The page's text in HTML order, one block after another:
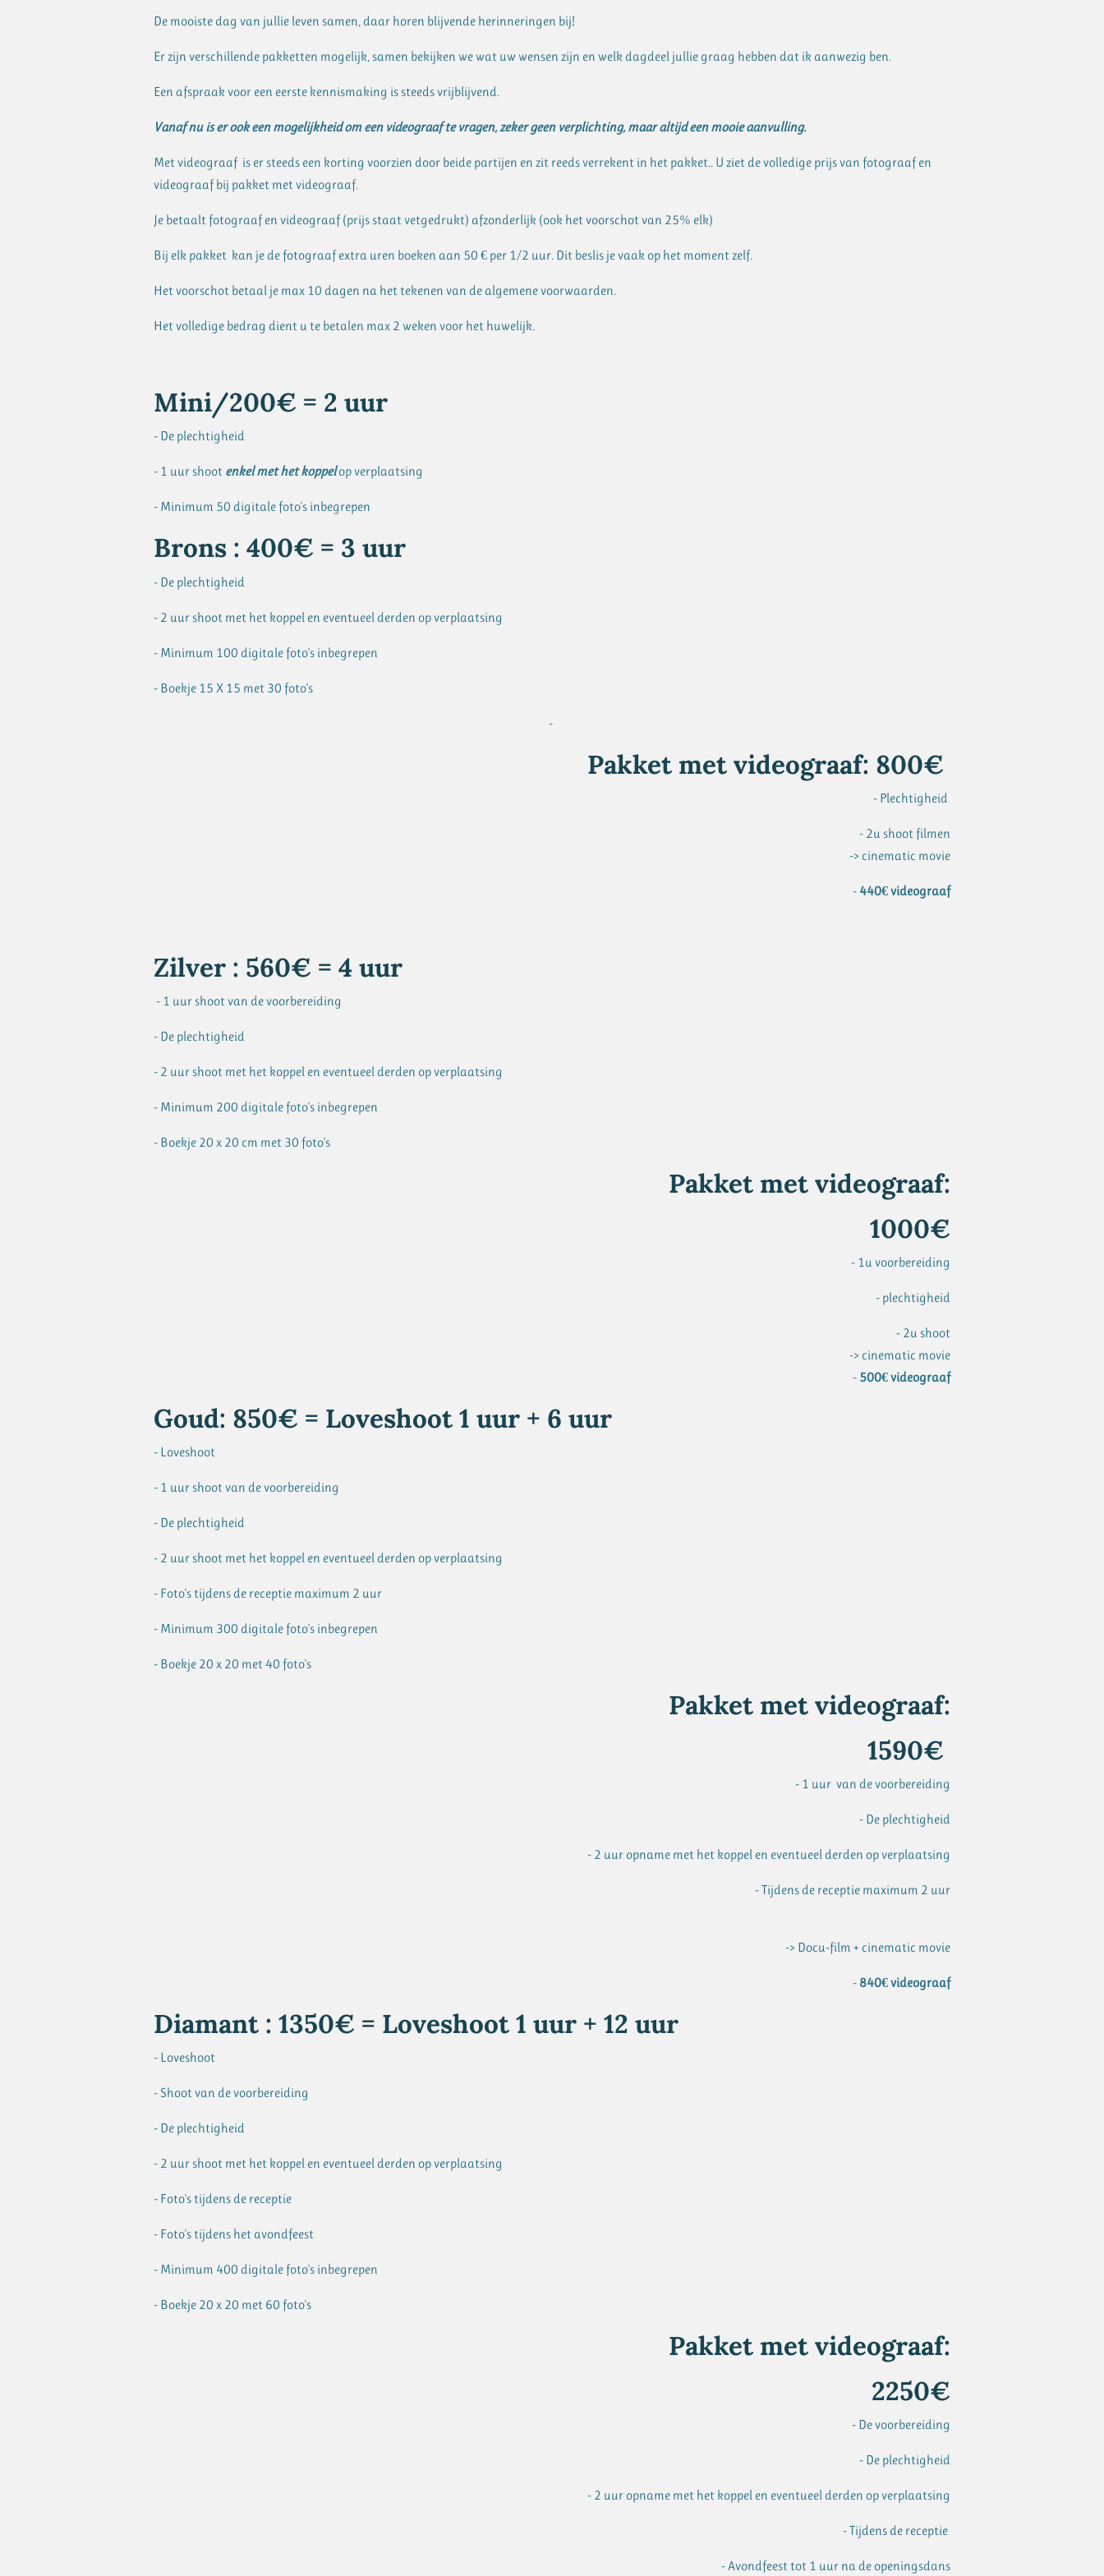
De mooiste dag van jullie leven samen, daar horen blijvende herinneringen bij!
Er zijn verschillende pakketten mogelijk, samen bekijken we wat uw wensen zijn en welk dagdeel jullie graag hebben dat ik aanwezig ben.
Een afspraak voor een eerste kennismaking is steeds vrijblijvend.
Vanaf nu is er ook een mogelijkheid om een videograaf te vragen, zeker geen verplichting, maar altijd een mooie aanvulling.
Met videograaf is er steeds een korting voorzien door beide partijen en zit reeds verrekent in het pakket.. U ziet de volledige prijs van fotograaf en
videograaf bij pakket met videograaf.
Je betaalt fotograaf en videograaf (prijs staat vetgedrukt) afzonderlijk (ook het voorschot van 25% elk)
Bij elk pakket kan je de fotograaf extra uren boeken aan 50 € per 1/2 uur. Dit beslis je vaak op het moment zelf.
Het voorschot betaal je max 10 dagen na het tekenen van de algemene voorwaarden.
Het volledige bedrag dient u te betalen max 2 weken voor het huwelijk.
Mini/200€ = 2 uur
- De plechtigheid
- 1 uur shoot enkel met het koppelop verplaatsing
- Minimum 50 digitale foto's inbegrepen
Brons : 400€ = 3 uur
- De plechtigheid
- 2 uur shoot met het koppel en eventueel derden op verplaatsing
- Minimum 100 digitale foto's inbegrepen
- Boekje 15 X 15 met 30 foto's
-
Pakket met videograaf: 800€
- Plechtigheid
- 2u shoot filmen
-> cinematic movie
- 440€ videograaf
Zilver : 560€ = 4 uur
- 1 uur shoot van de voorbereiding
- De plechtigheid
- 2 uur shoot met het koppel en eventueel derden op verplaatsing
- Minimum 200 digitale foto's inbegrepen
- Boekje 20 x 20 cm met 30 foto's
Pakket met videograaf:
1000€
- 1u voorbereiding
- plechtigheid
- 2u shoot
-> cinematic movie
- 500€ videograaf
Goud: 850€ = Loveshoot 1 uur + 6 uur
- Loveshoot
- 1 uur shoot van de voorbereiding
- De plechtigheid
- 2 uur shoot met het koppel en eventueel derden op verplaatsing
- Foto's tijdens de receptie maximum 2 uur
- Minimum 300 digitale foto's inbegrepen
- Boekje 20 x 20 met 40 foto's
Pakket met videograaf:
1590€
- 1 uur van de voorbereiding
- De plechtigheid
- 2 uur opname met het koppel en eventueel derden op verplaatsing
- Tijdens de receptie maximum 2 uur
-> Docu-film + cinematic movie
- 840€ videograaf
Diamant : 1350€ = Loveshoot 1 uur + 12 uur
- Loveshoot
- Shoot van de voorbereiding
- De plechtigheid
- 2 uur shoot met het koppel en eventueel derden op verplaatsing
- Foto's tijdens de receptie
- Foto's tijdens het avondfeest
- Minimum 400 digitale foto's inbegrepen
- Boekje 20 x 20 met 60 foto's
Pakket met videograaf:
2250€
- De voorbereiding
- De plechtigheid
- 2 uur opname met het koppel en eventueel derden op verplaatsing
- Tijdens de receptie
- Avondfeest tot 1 uur na de openingsdans